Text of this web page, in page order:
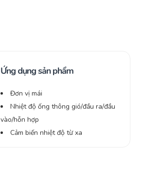
Ứng dụng sản phẩm
Đơn vị mái
Nhiệt độ ống thông gió/đầu ra/đầu
vào/hỗn hợp
Cảm biến nhiệt độ từ xa